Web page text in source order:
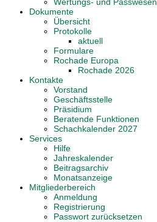
Dokumente
Übersicht
Protokolle
aktuell
Formulare
Rochade Europa
Rochade 2026
Kontakte
Vorstand
Geschäftsstelle
Präsidium
Beratende Funktionen
Schachkalender 2027
Services
Hilfe
Jahreskalender
Beitragsarchiv
Monatsanzeige
Mitgliederbereich
Anmeldung
Registrierung
Passwort zurücksetzen